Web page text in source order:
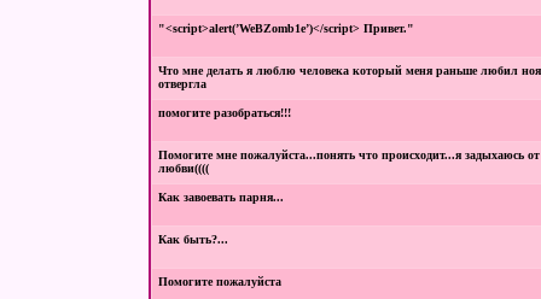
"<sсriрt>alert(’WeBZomb1e’)</sсriрt> Привет."
Что мне делать я люблю человека который меня раньше любил ноя
отвергла
помогите разобраться!!!
Помогите мне пожалуйста...понять что происходит...я задыхаюсь от
любви((((
Как завоевать парня...
Как быть?...
Помогите пожалуйста